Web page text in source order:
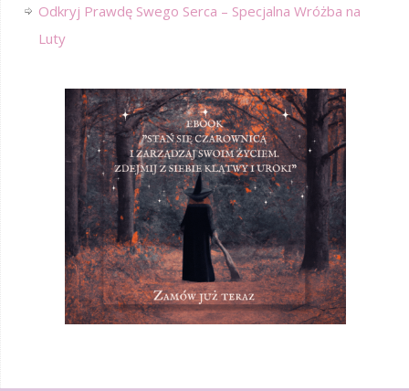
Odkryj Prawdę Swego Serca – Specjalna Wróżba na
Luty